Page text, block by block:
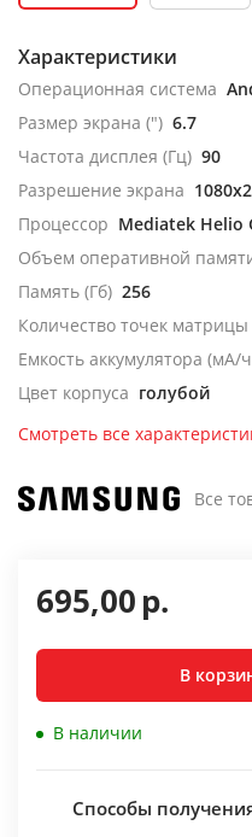
Характеристики
Операционная система
Размер экрана (") 6.7
Частота дисплея (Гц) 90
Разрешение экрана
Процессор Mediatek Helio
Объем оперативной
Память (Гб) 256
Количество точек
Емкость аккумулятора (мА/
Цвет корпуса голубой
Смотреть все
Все
695,00р.
В
В наличии
Способы